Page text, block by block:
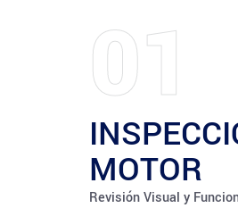
01
MOTOR
Revisión Visual y